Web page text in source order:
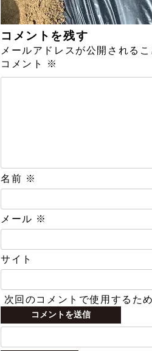
コメントを残す
メールアドレスが公開されるこ
コメント
※
名前 ※
メール ※
サイト
次回のコメントで使用するた
検